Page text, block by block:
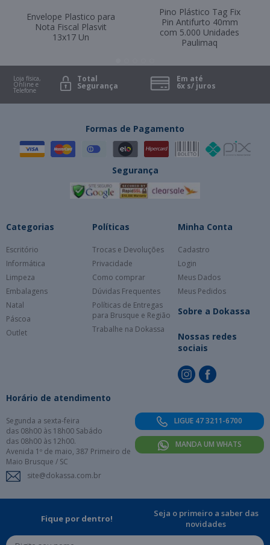
Envelope Plastico para
Nota Fiscal Plasvit
13x17 Un
Pino Plástico Tag Fix
Pin Antifurto 40mm
com 5.000 Unidades
Paulimaq
Loja física,
Online e
Telefone
Total
Segurança
Em até
6x s/ juros
Formas de Pagamento
Segurança
Categorias
Escritório
Informática
Limpeza
Embalagens
Natal
Páscoa
Outlet
Políticas
Trocas e Devoluções
Privacidade
Como comprar
Dúvidas Frequentes
Políticas de Entregas
para Brusque e Região
Trabalhe na Dokassa
Minha Conta
Cadastro
Login
Meus Dados
Meus Pedidos
Sobre a Dokassa
Nossas redes
sociais
Horário de atendimento
Segunda a sexta-feira
das 08h00 às 18h00 Sabádo
das 08h00 às 12h00.
Avenida 1º de maio, 387 Primeiro de
Maio Brusque / SC
site@dokassa.com.br
LIGUE 47 3211-6700
MANDA UM WHATS
Fique por dentro!
Seja o primeiro a saber das
novidades